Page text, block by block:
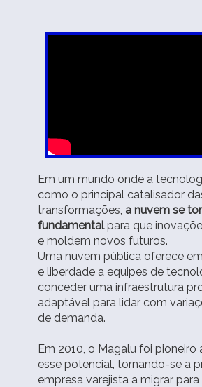
Em um mundo onde a
como o principal catalisador
transformações, a nuvem se
fundamentalpara que
e moldem novos futuros.
Uma nuvem pública oferece
e liberdade a equipes de
conceder uma infraestrutura
adaptável para lidar com
de demanda.
Em 2010, o Magalu foi pioneiro
esse potencial, tornando-se a
empresa varejista a migrar